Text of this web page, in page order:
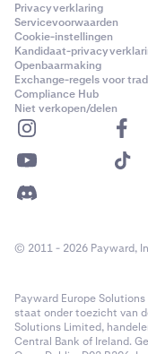
Privacyverklaring
Servicevoorwaarden
Cookie-instellingen
Kandidaat-
Openbaarmaking
Exchange-regels voor
Compliance Hub
Niet verkopen/delen
© 2011 - 2026 Payward,
Payward Europe
staat onder toezicht van
Solutions Limited,
Central Bank of Ireland.